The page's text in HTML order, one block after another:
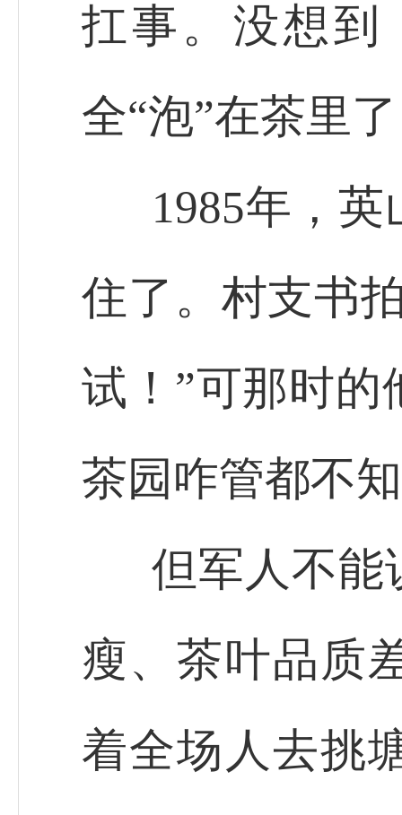
扛事。没想到
全“泡”在茶里
1985年，
住了。村支书
试！”可那时的
茶园咋管都不
但军人不能
瘦、茶叶品质
着全场人去挑